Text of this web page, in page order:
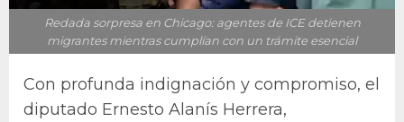
Redada sorpresa en Chicago: agentes de ICE detienen
migrantes mientras cumplían con un trámite esencial
Con profunda indignación y compromiso, el
diputado Ernesto Alanís Herrera,